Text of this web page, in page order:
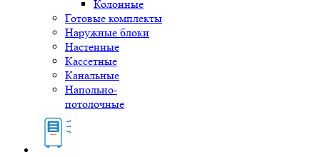
Колонные
Готовые комплекты
Наружные блоки
Настенные
Кассетные
Канальные
Напольно-
потолочные